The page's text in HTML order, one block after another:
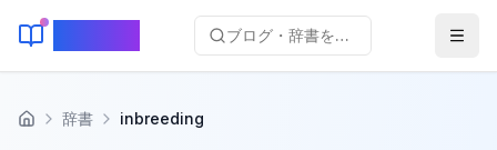
ブログ・辞書を検索...
ホーム 辞書 inbreeding